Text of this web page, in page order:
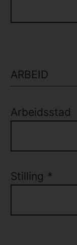
ARBEID
Arbeidsstad
Stilling *